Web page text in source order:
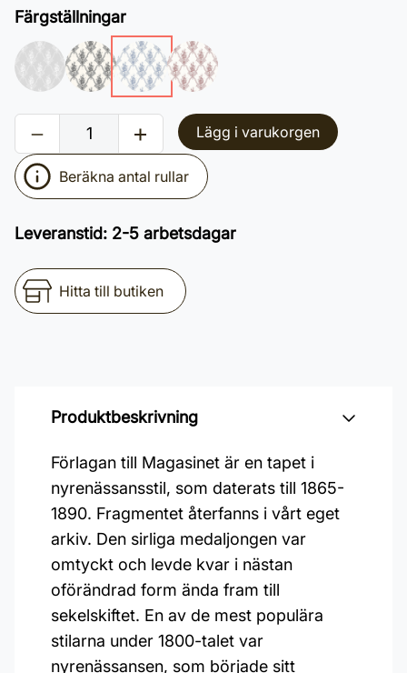
Färgställningar
Lägg i varukorgen
Beräkna antal rullar
Leveranstid: 2-5 arbetsdagar
Hitta till butiken
Produktbeskrivning
Förlagan till Magasinet är en tapet i
nyrenässansstil, som daterats till 1865-
1890. Fragmentet återfanns i vårt eget
arkiv. Den sirliga medaljongen var
omtyckt och levde kvar i nästan
oförändrad form ända fram till
sekelskiftet. En av de mest populära
stilarna under 1800-talet var
nyrenässansen, som började sitt